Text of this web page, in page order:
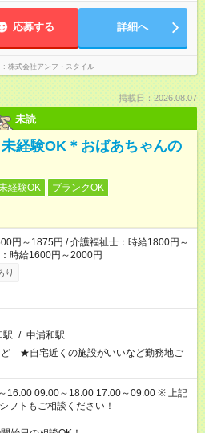
応募する 詳細へ
株式会社アンフ・スタイル
掲載日：2026.08.07
未読
経験OK＊おばあちゃんの
経験OK
ブランクOK
円～1875円 / 介護福祉士：時給1800円～
時給1600円～2000円
り
駅 / 中浦和駅
ど ★自宅近くの施設がいいなど勤務地ご
09:00～18:00 17:00～09:00 ※ 上記
フトもご相談ください！